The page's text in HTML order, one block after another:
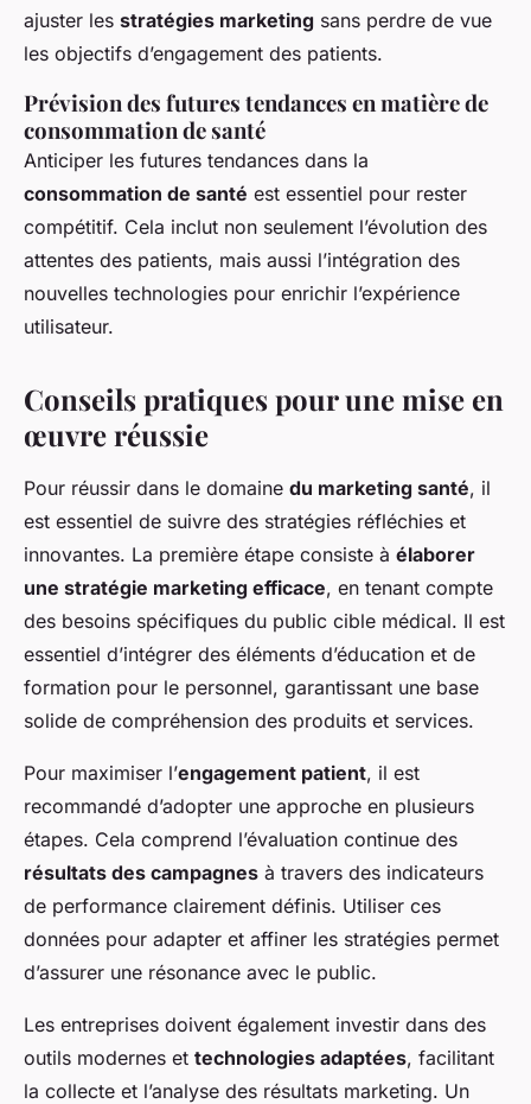
ajuster les stratégies marketing sans perdre de vue
les objectifs d’engagement des patients.
Prévision des futures tendances en matière de
consommation de santé
Anticiper les futures tendances dans la
consommation de santé est essentiel pour rester
compétitif. Cela inclut non seulement l’évolution des
attentes des patients, mais aussi l’intégration des
nouvelles technologies pour enrichir l’expérience
utilisateur.
Conseils pratiques pour une mise en
œuvre réussie
Pour réussir dans le domaine du marketing santé, il
est essentiel de suivre des stratégies réfléchies et
innovantes. La première étape consiste à élaborer
une stratégie marketing efficace, en tenant compte
des besoins spécifiques du public cible médical. Il est
essentiel d’intégrer des éléments d’éducation et de
formation pour le personnel, garantissant une base
solide de compréhension des produits et services.
Pour maximiser l’engagement patient, il est
recommandé d’adopter une approche en plusieurs
étapes. Cela comprend l’évaluation continue des
résultats des campagnes à travers des indicateurs
de performance clairement définis. Utiliser ces
données pour adapter et affiner les stratégies permet
d’assurer une résonance avec le public.
Les entreprises doivent également investir dans des
outils modernes et technologies adaptées, facilitant
la collecte et l’analyse des résultats marketing. Un